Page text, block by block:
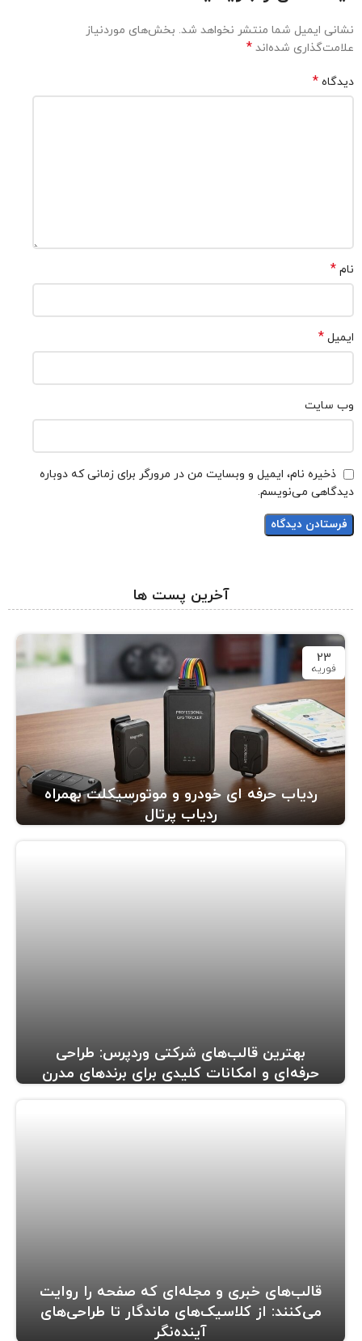
نشانی ایمیل شما منتشر نخواهد شد. بخش‌های موردنیاز
علامت‌گذاری شده‌اند *
دیدگاه *
نام *
ایمیل *
وب‌ سایت
ذخیره نام، ایمیل و وبسایت من در مرورگر برای زمانی که دوباره
دیدگاهی می‌نویسم.
آخرین پست ها
23
فوریه
ردیاب حرفه ای خودرو و موتورسیکلت بهمراه
ردیاب پرتال
بهترین قالب‌های شرکتی وردپرس: طراحی
حرفه‌ای و امکانات کلیدی برای برندهای مدرن
قالب‌های خبری و مجله‌ای که صفحه را روایت
می‌کنند: از کلاسیک‌های ماندگار تا طراحی‌های
آینده‌نگر